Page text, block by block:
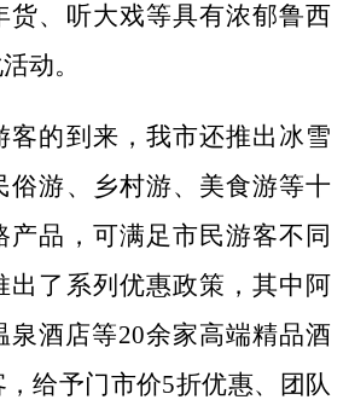
货、听大戏等具有浓郁鲁西
动。
的到来，我市还推出冰雪
俗游、乡村游、美食游等十
产品，可满足市民游客不同
出了系列优惠政策，其中阿
泉酒店等20余家高端精品酒
给予门市价5折优惠、团队